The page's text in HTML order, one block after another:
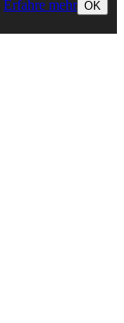
Erfahre mehr OK